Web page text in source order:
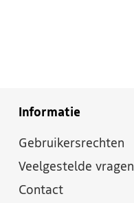
Informatie
Gebruikersrechten
Veelgestelde vragen
Contact